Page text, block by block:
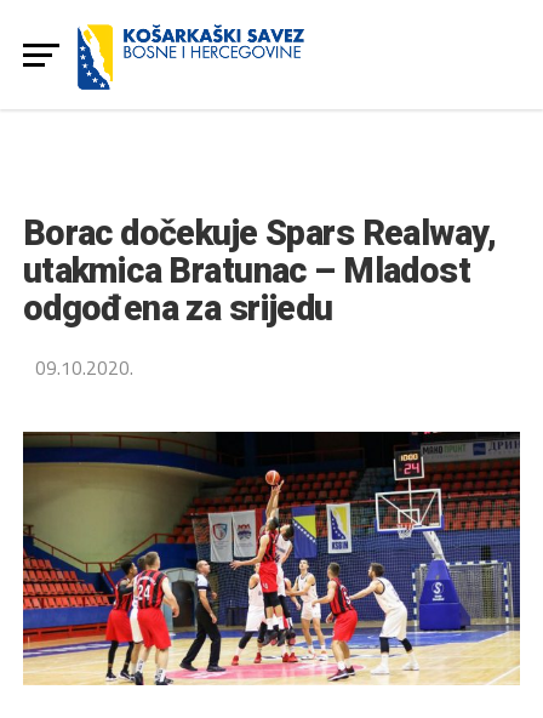
Borac dočekuje Spars Realway,
utakmica Bratunac – Mladost
odgođena za srijedu
09.10.2020.